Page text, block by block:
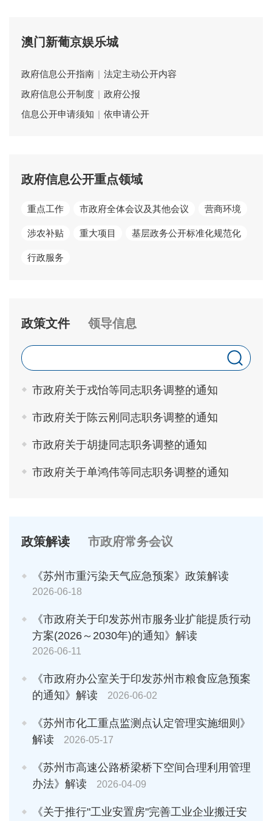
澳门新葡京娱乐城
政府信息公开指南 | 法定主动公开内容
政府信息公开制度 | 政府公报
信息公开申请须知 | 依申请公开
政府信息公开重点领域
重点工作 市政府全体会议及其他会议 营商环境
涉农补贴 重大项目 基层政务公开标准化规范化
行政服务
政策文件 领导信息
市政府关于戎怡等同志职务调整的通知
市政府关于陈云刚同志职务调整的通知
市政府关于胡捷同志职务调整的通知
市政府关于单鸿伟等同志职务调整的通知
政策解读 市政府常务会议
《苏州市重污染天气应急预案》政策解读
2026-06-18
《市政府关于印发苏州市服务业扩能提质行动
方案(2026～2030年)的通知》解读
2026-06-11
《市政府办公室关于印发苏州市粮食应急预案
的通知》解读
2026-06-02
《苏州市化工重点监测点认定管理实施细则》
解读
2026-05-17
《苏州市高速公路桥梁桥下空间合理利用管理
办法》解读
2026-04-09
《关于推行"工业安置房"完善工业企业搬迁安